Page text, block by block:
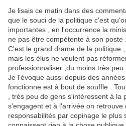
Je lisais ce matin dans des
que le souci de la politique c'est
importantes , en l'occurrence la
ne pas être compétente à son poste .
C'est le grand drame de la politique ,
mais les élus ne veulent pas
professionnaliser ,du moins très peu .
Je l'évoque aussi depuis des
fonctionne est à bout de souffle .
, très peu de gens s'intéressent à
s'engagent et à l'arrivée on retrouve
responsabilités par copinage le plus